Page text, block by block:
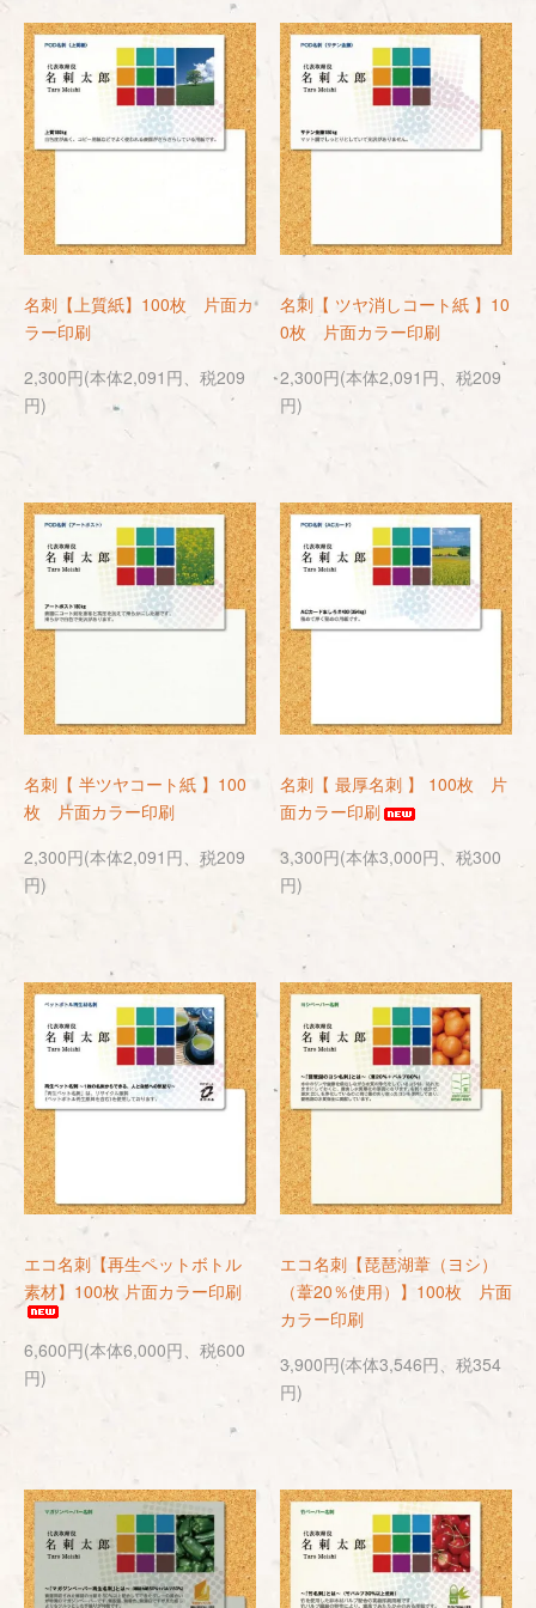
名刺【上質紙】100枚 片面カ
ラー印刷
2,300円(本体2,091円、税209
円)
名刺【 ツヤ消しコート紙 】10
0枚 片面カラー印刷
2,300円(本体2,091円、税209
円)
名刺【 半ツヤコート紙 】100
枚 片面カラー印刷
2,300円(本体2,091円、税209
円)
名刺【 最厚名刺 】 100枚 片
面カラー印刷
3,300円(本体3,000円、税300
円)
エコ名刺【再生ペットボトル
素材】100枚 片面カラー印刷
6,600円(本体6,000円、税600
円)
エコ名刺【琵琶湖葦（ヨシ）
（葦20％使用）】100枚 片面
カラー印刷
3,900円(本体3,546円、税354
円)